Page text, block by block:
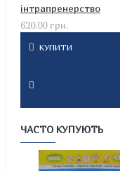
інтрапренерство
620.00 грн.
КУПИТИ
ЧАСТО КУПУЮТЬ